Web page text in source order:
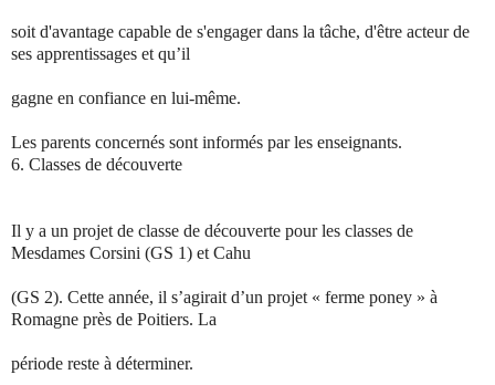
soit d'avantage capable de s'engager dans la tâche, d'être acteur de
ses apprentissages et qu’il
gagne en confiance en lui-même.
Les parents concernés sont informés par les enseignants.
6. Classes de découverte
Il y a un projet de classe de découverte pour les classes de
Mesdames Corsini (GS 1) et Cahu
(GS 2). Cette année, il s’agirait d’un projet « ferme poney » à
Romagne près de Poitiers. La
période reste à déterminer.